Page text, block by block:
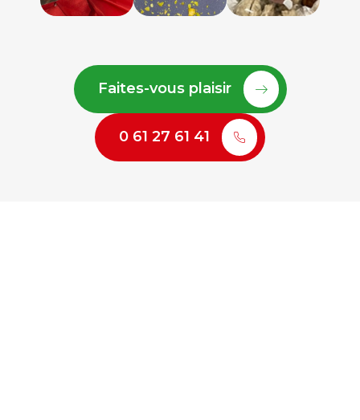
Faites-vous plaisir
0 61 27 61 41